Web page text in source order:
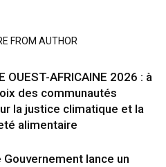
FROM AUTHOR
OUEST-AFRICAINE 2026 : à
des communautés
la justice climatique et la
alimentaire
Gouvernement lance un